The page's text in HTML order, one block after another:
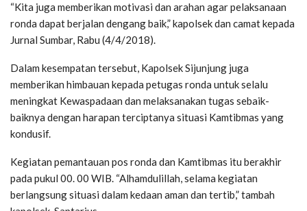
“Kita juga memberikan motivasi dan arahan agar pelaksanaan
ronda dapat berjalan dengang baik,” kapolsek dan camat kepada
Jurnal Sumbar, Rabu (4/4/2018).
Dalam kesempatan tersebut, Kapolsek Sijunjung juga
memberikan himbauan kepada petugas ronda untuk selalu
meningkat Kewaspadaan dan melaksanakan tugas sebaik-
baiknya dengan harapan terciptanya situasi Kamtibmas yang
kondusif.
Kegiatan pemantauan pos ronda dan Kamtibmas itu berakhir
pada pukul 00. 00 WIB. “Alhamdulillah, selama kegiatan
berlangsung situasi dalam kedaan aman dan tertib,” tambah